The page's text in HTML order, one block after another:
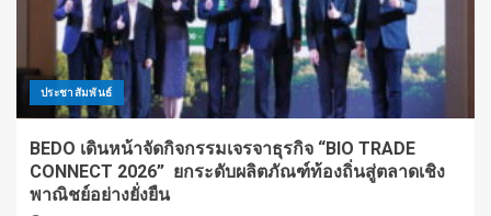
ประชาสัมพันธ์
BEDO เดินหน้าจัดกิจกรรมเจรจาธุรกิจ “BIO TRADE
CONNECT 2026” ยกระดับผลิตภัณฑ์ท้องถิ่นสู่ตลาดเชิง
พาณิชย์อย่างยั่งยืน